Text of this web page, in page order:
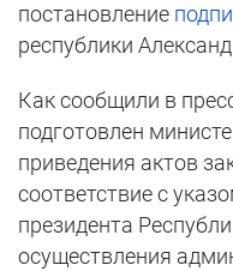
постановление
республики
Как сообщили в
подготовлен
приведения актов
соответствие с
президента
осуществления